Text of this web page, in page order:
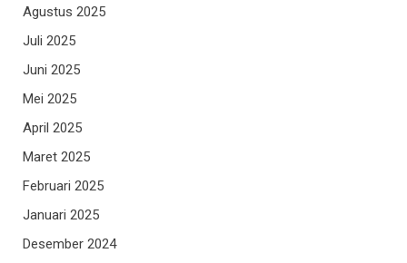
Agustus 2025
Juli 2025
Juni 2025
Mei 2025
April 2025
Maret 2025
Februari 2025
Januari 2025
Desember 2024